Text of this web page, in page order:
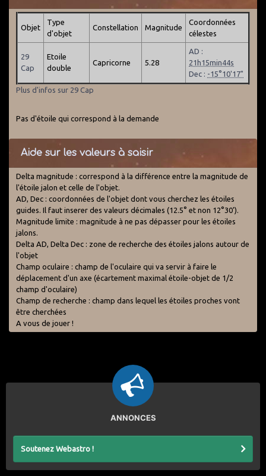
Objet
Type
d'objet
Constellation Magnitude
Coordonnées
célestes
29
Cap
Etoile
double
Capricorne 5.28
AD :
21h15min44s
Dec : -15°10'17"
Plus d'infos sur 29 Cap
Pas d'étoile qui correspond à la demande
Aide sur les valeurs à saisir
Delta magnitude : correspond à la différence entre la magnitude de
l'étoile jalon et celle de l'objet.
AD, Dec : coordonnées de l'objet dont vous cherchez les étoiles
guides. Il faut inserer des valeurs décimales (12.5° et non 12°30').
Magnitude limite : magnitude à ne pas dépasser pour les étoiles
jalons.
Delta AD, Delta Dec : zone de recherche des étoiles jalons autour de
l'objet
Champ oculaire : champ de l'oculaire qui va servir à faire le
déplacement d'un axe (écartement maximal étoile-objet de 1/2
champ d'oculaire)
Champ de recherche : champ dans lequel les étoiles proches vont
être cherchées
A vous de jouer !
ANNONCES
Soutenez Webastro !